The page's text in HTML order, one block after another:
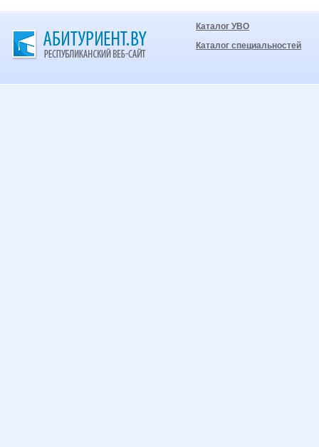
Каталог УВО
Каталог специальностей